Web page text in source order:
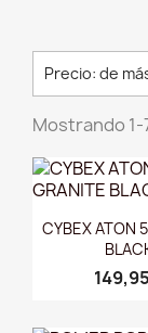
Precio: de
Mostrando
Vista
CYBEX ATON